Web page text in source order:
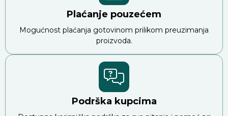
Plaćanje pouzećem
Mogućnost plaćanja gotovinom prilikom preuzimanja
proizvoda.
Podrška kupcima